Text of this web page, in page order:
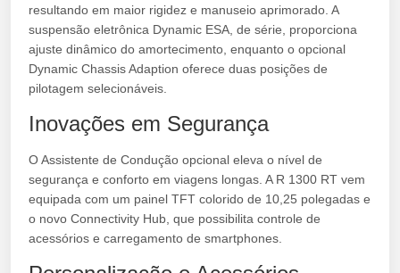
resultando em maior rigidez e manuseio aprimorado. A
suspensão eletrônica Dynamic ESA, de série, proporciona
ajuste dinâmico do amortecimento, enquanto o opcional
Dynamic Chassis Adaption oferece duas posições de
pilotagem selecionáveis.
Inovações em Segurança
O Assistente de Condução opcional eleva o nível de
segurança e conforto em viagens longas. A R 1300 RT vem
equipada com um painel TFT colorido de 10,25 polegadas e
o novo Connectivity Hub, que possibilita controle de
acessórios e carregamento de smartphones.